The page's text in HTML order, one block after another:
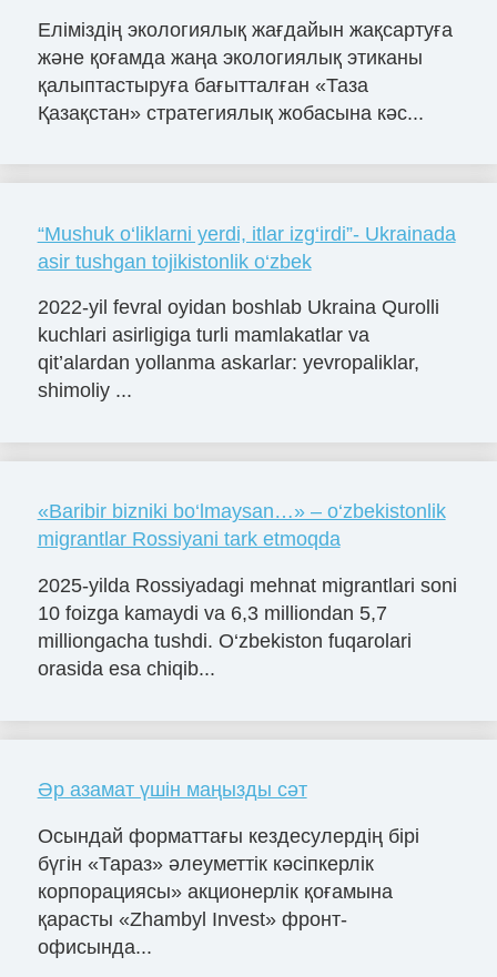
Еліміздің экологиялық жағдайын жақсартуға
және қоғамда жаңа экологиялық этиканы
қалыптастыруға бағытталған «Таза
Қазақстан» стратегиялық жобасына кәс...
“Mushuk o‘liklarni yerdi, itlar izg‘irdi”- Ukrainada
asir tushgan tojikistonlik o‘zbek
2022-yil fevral oyidan boshlab Ukraina Qurolli
kuchlari asirligiga turli mamlakatlar va
qit’alardan yollanma askarlar: yevropaliklar,
shimoliy ...
«Baribir bizniki bo‘lmaysan…» – o‘zbekistonlik
migrantlar Rossiyani tark etmoqda
2025-yilda Rossiyadagi mehnat migrantlari soni
10 foizga kamaydi va 6,3 milliondan 5,7
milliongacha tushdi. O‘zbekiston fuqarolari
orasida esa chiqib...
Әр азамат үшін маңызды сәт
Осындай форматтағы кездесулердің бірі
бүгін «Тараз» әлеуметтік кәсіпкерлік
корпорациясы» акционерлік қоғамына
қарасты «Zhambyl Invest» фронт-
офисында...